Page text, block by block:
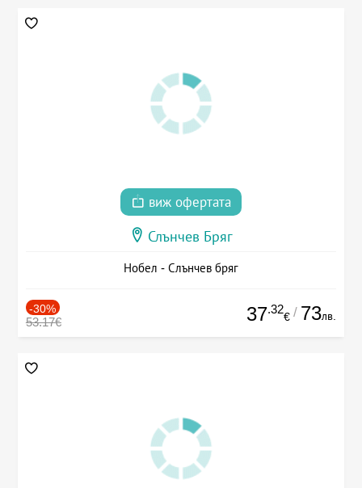
виж офертата
Слънчев Бряг
Нобел - Слънчев бряг
-30%
53.17€ 37.32
€ / 73лв.